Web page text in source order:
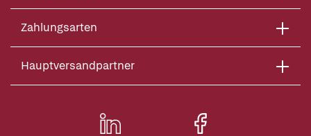
Zahlungsarten
Hauptversandpartner